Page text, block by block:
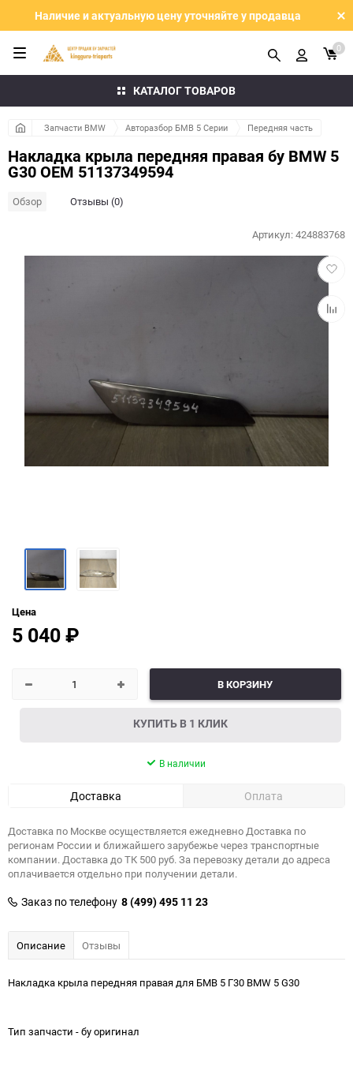
Наличие и актуальную цену уточняйте у продавца
КАТАЛОГ ТОВАРОВ
0
Запчасти BMW Авторазбор БМВ 5 Серии Передняя часть
Накладка крыла передняя правая бу BMW 5
G30 OEM 51137349594
Обзор Отзывы (0)
в
к
Артикул:424883768
Цена
5 040₽
В КОРЗИНУ
КУПИТЬ В 1 КЛИК
В наличии
Доставка Оплата
Доставка по Москве осуществляется ежедневно Доставка по
регионам России и ближайшего зарубежье через транспортные
компании. Доставка до ТК 500 руб. За перевозку детали до адреса
оплачивается отдельно при получении детали.
Заказ по телефону 8 (499) 495 11 23
Описание Отзывы
Накладка крыла передняя правая для БМВ 5 Г30 BMW 5 G30
Тип запчасти - бу оригинал